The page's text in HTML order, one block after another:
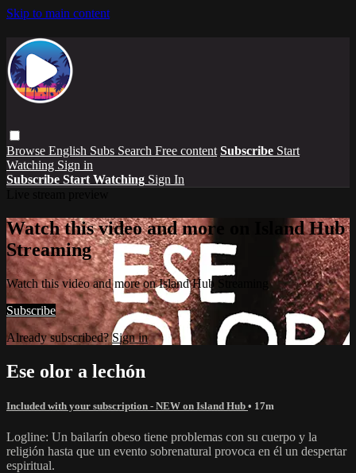
Skip to main content
Browse English Subs Search Free content Subscribe Start
Watching Sign in
Subscribe Start Watching Sign In
Watch this video and more on Island Hub
Streaming
Watch this video and more on Island Hub Streaming
Subscribe
Already subscribed?Sign in
Ese olor a lechón
Included with your subscription - NEW on Island Hub • 17m
Logline: Un bailarín obeso tiene problemas con su cuerpo y la
religión hasta que un evento sobrenatural provoca en él un despertar
espiritual.